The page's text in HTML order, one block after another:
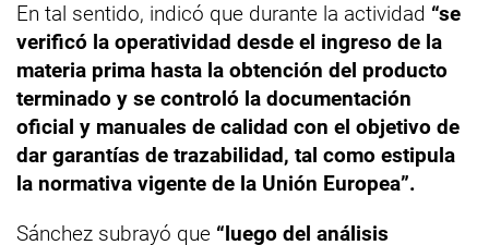
En tal sentido, indicó que durante la actividad “se
verificó la operatividad desde el ingreso de la
materia prima hasta la obtención del producto
terminado y se controló la documentación
oficial y manuales de calidad con el objetivo de
dar garantías de trazabilidad, tal como estipula
la normativa vigente de la Unión Europea”.
Sánchez subrayó que “luego del análisis